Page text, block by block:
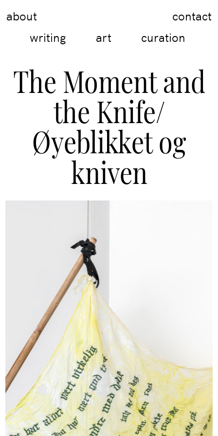
The Moment and
the Knife/
Øyeblikket og
kniven
about
contact
writing
art curation